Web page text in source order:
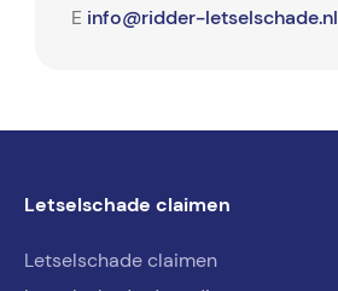
E info@ridder-letselschade.nl
Letselschade claimen
Letselschade claimen